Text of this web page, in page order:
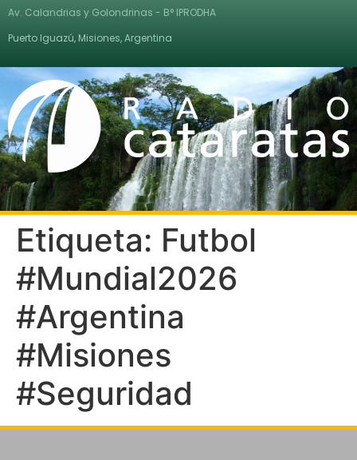
Av. Calandrias y Golondrinas - B° IPRODHA
Puerto Iguazú, Misiones, Argentina
Etiqueta: Futbol
#Mundial2026
#Argentina
#Misiones
#Seguridad